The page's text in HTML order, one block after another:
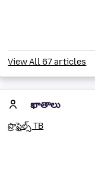
View All 67 articles
ఖాతాలు
ప్రొఫైల్స్ TB